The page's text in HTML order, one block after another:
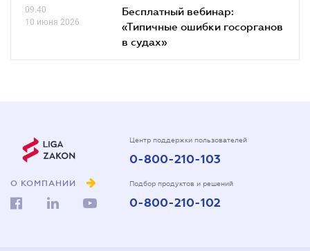
09.40
10 июня 2026
Бесплатный вебинар:
«Типичные ошибки госорганов
в судах»
О КОМПАНИИ
Центр поддержки пользователей
0-800-210-103
Подбор продуктов и решений
0-800-210-102